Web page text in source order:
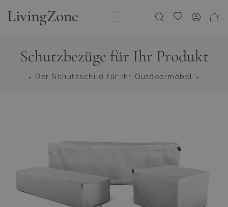
Meine Wunschliste
Schutzbezüge für Ihr Produkt
- Der Schutzschild für Ihr Outdoormöbel -